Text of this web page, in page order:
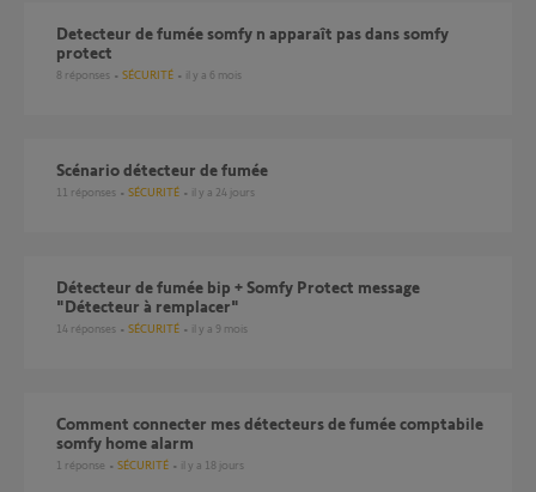
Detecteur de fumée somfy n apparaît pas dans somfy
protect
8 réponses SÉCURITÉ il y a 6 mois
scénario détecteur de fumée
11 réponses SÉCURITÉ il y a 24 jours
Détecteur de fumée bip + Somfy Protect message
"Détecteur à remplacer"
14 réponses SÉCURITÉ il y a 9 mois
comment connecter mes détecteurs de fumée comptabile
somfy home alarm
1 réponse SÉCURITÉ il y a 18 jours